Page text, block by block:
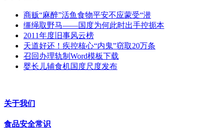
商贩“麻醉”活鱼食物平安不应蒙受“潜
缰绳取野马——国度为何此时出手控扼本
2011年度旧事风云榜
天道好还！疾控核心“内鬼”窃取20万条
召回办理轨制Word模板下载
婴长儿辅食机国度尺度发布
关于我们
食品安全常识